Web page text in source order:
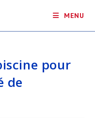
MENU
pour
de